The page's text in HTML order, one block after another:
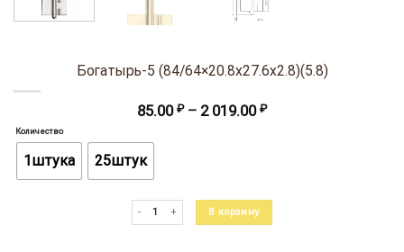
Богатырь-5 (84/64×20.8х27.6х2.8)(5.8)
85.00 ₽ – 2 019.00 ₽Диапазон
Количество
1штука 25штук
Количество товара Богатырь-5 (84/64x20.8х27.6х2.8)(5.8)
В корзину